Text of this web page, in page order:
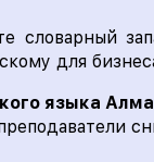
словарный
для
языка